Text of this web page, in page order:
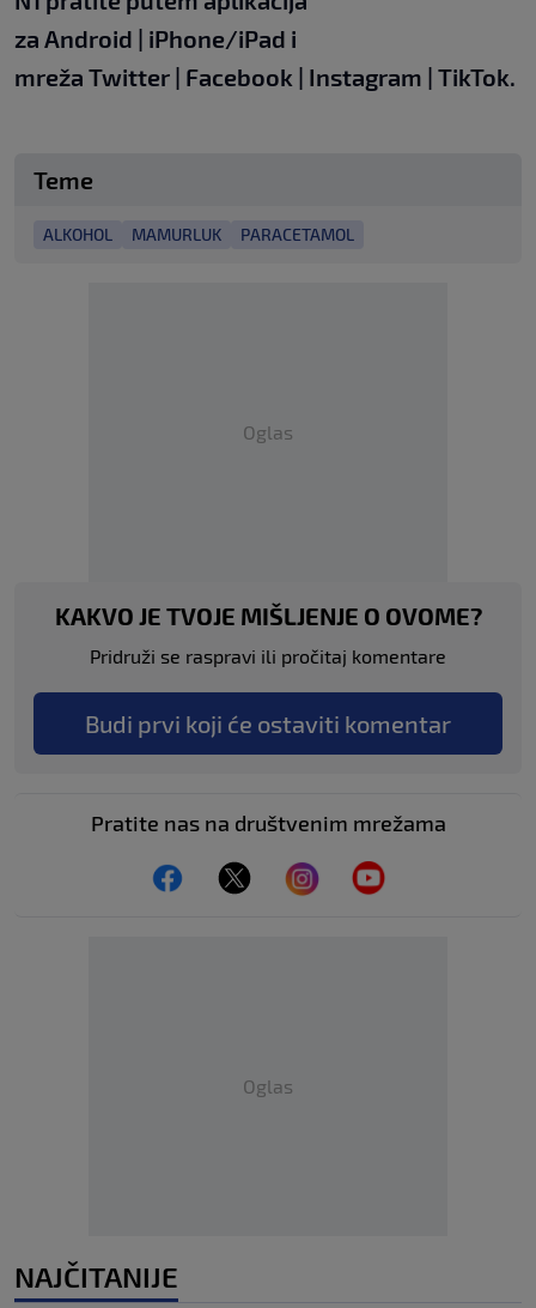
za Android | iPhone/iPad i
mreža Twitter | Facebook | Instagram | TikTok.
Teme
ALKOHOL MAMURLUK PARACETAMOL
Oglas
KAKVO JE TVOJE MIŠLJENJE O OVOME?
Pridruži se raspravi ili pročitaj komentare
Budi prvi koji će ostaviti komentar
Pratite nas na društvenim mrežama
Oglas
NAJČITANIJE